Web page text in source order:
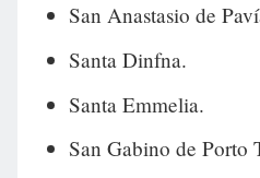
San Anastasio de
Santa Dinfna.
Santa Emmelia.
San Gabino de Porto